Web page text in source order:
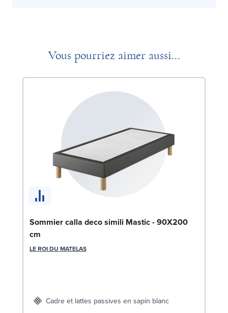
Vous pourriez aimer aussi...
Sommier calla deco simili Mastic - 90X200
cm
LE ROI DU MATELAS
Cadre et lattes passives en sapin blanc